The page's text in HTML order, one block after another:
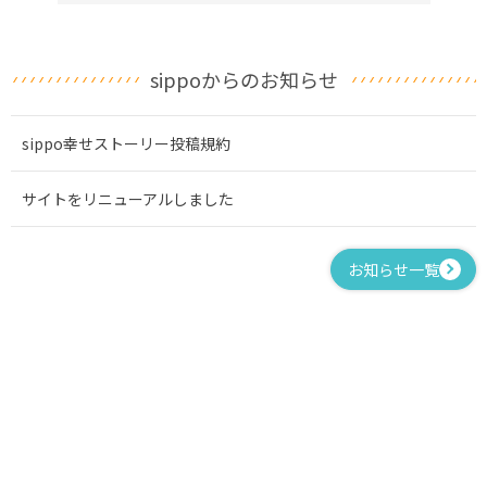
sippoからのお知らせ
sippo幸せストーリー投稿規約
サイトをリニューアルしました
お知らせ一覧